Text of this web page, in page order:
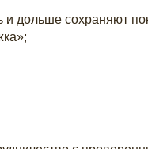
и дольше сохраняют